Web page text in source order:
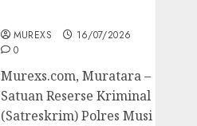
MUREXS
16/07/2026
0
Murexs.com, Muratara –
Satuan Reserse Kriminal
(Satreskrim) Polres Musi